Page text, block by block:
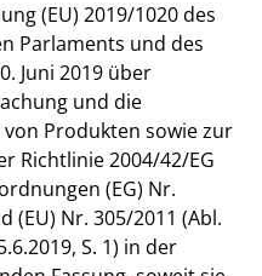
(EU) 2019/1020 des
Parlaments und des
Juni 2019 über
und die
Produkten sowie zur
Richtlinie 2004/42/EG
(EG) Nr.
(EU) Nr. 305/2011 (Abl.
S. 1) in der